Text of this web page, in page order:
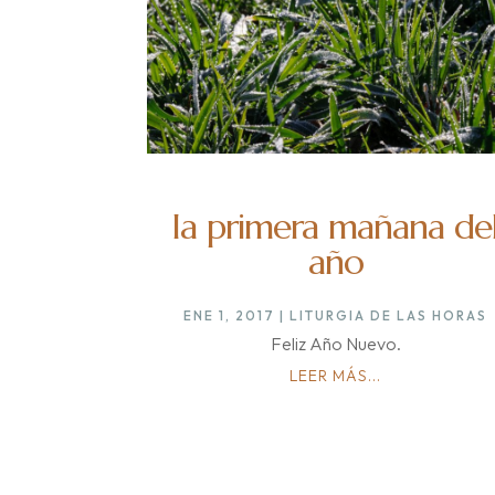
la primera mañana
año
ENE 1, 2017 |LITURGIA DE LAS HORAS
Feliz Año Nuevo.
LEER MÁS...